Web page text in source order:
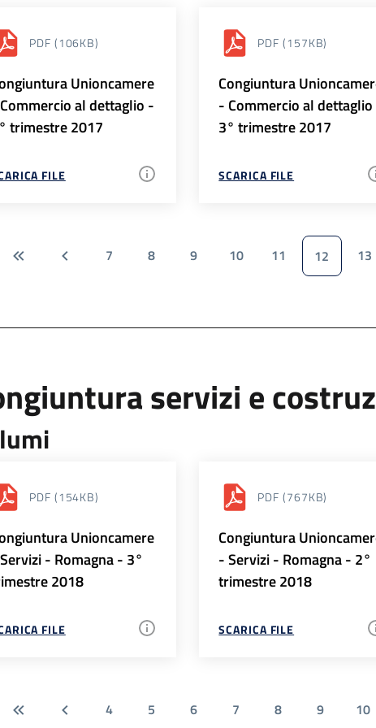
PDF (106KB)
Unioncamere
al dettaglio -
trimestre 2017
FILE
PDF (157KB)
Congiuntura
- Commercio al
3° trimestre 2017
SCARICA FILE
7 8 9 10 11 12 13
servizi e
PDF (154KB)
Unioncamere
- Romagna - 3°
2018
FILE
PDF (767KB)
Congiuntura
- Servizi - Romagna - 2°
trimestre 2018
SCARICA FILE
4 5 6 7 8 9 10